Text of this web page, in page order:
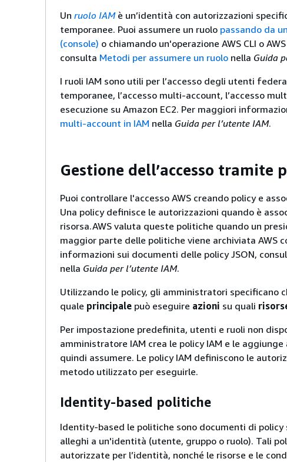
Un ruolo IAMè un’identità con autorizzazioni
temporanee. Puoi assumere un ruolo passando da
(console) o chiamando un'operazione AWS CLI o
consulta Metodi per assumere un ruolo nella Guida
I ruoli IAM sono utili per l’accesso degli utenti
temporanee, l’accesso multi-account, l’accesso
esecuzione su Amazon EC2. Per maggiori
multi-account in IAM nella Guida per l’utente IAM.
Gestione dell’accesso tramite
Puoi controllare l'accesso AWS creando policy e
Una policy definisce le autorizzazioni quando è
risorsa.AWS valuta queste politiche quando un
maggior parte delle politiche viene archiviata AWS
informazioni sui documenti delle policy JSON,
nella Guida per l’utente IAM.
Utilizzando le policy, gli amministratori specificano
quale principale può eseguire azioni su quali
Per impostazione predefinita, utenti e ruoli non
amministratore IAM crea le policy IAM e le
quindi assumere. Le policy IAM definiscono le
metodo utilizzato per eseguirle.
Identity-based politiche
Identity-based le politiche sono documenti di policy
alleghi a un'identità (utente, gruppo o ruolo). Tali
autorizzate per l’identità, nonché le risorse e le